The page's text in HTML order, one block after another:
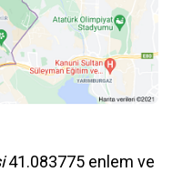
41.083775 enlem ve